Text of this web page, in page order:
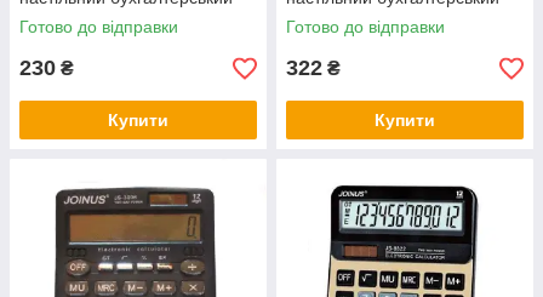
Готово до відправки
230 ₴
Купити
Готово до відправки
322 ₴
Купити